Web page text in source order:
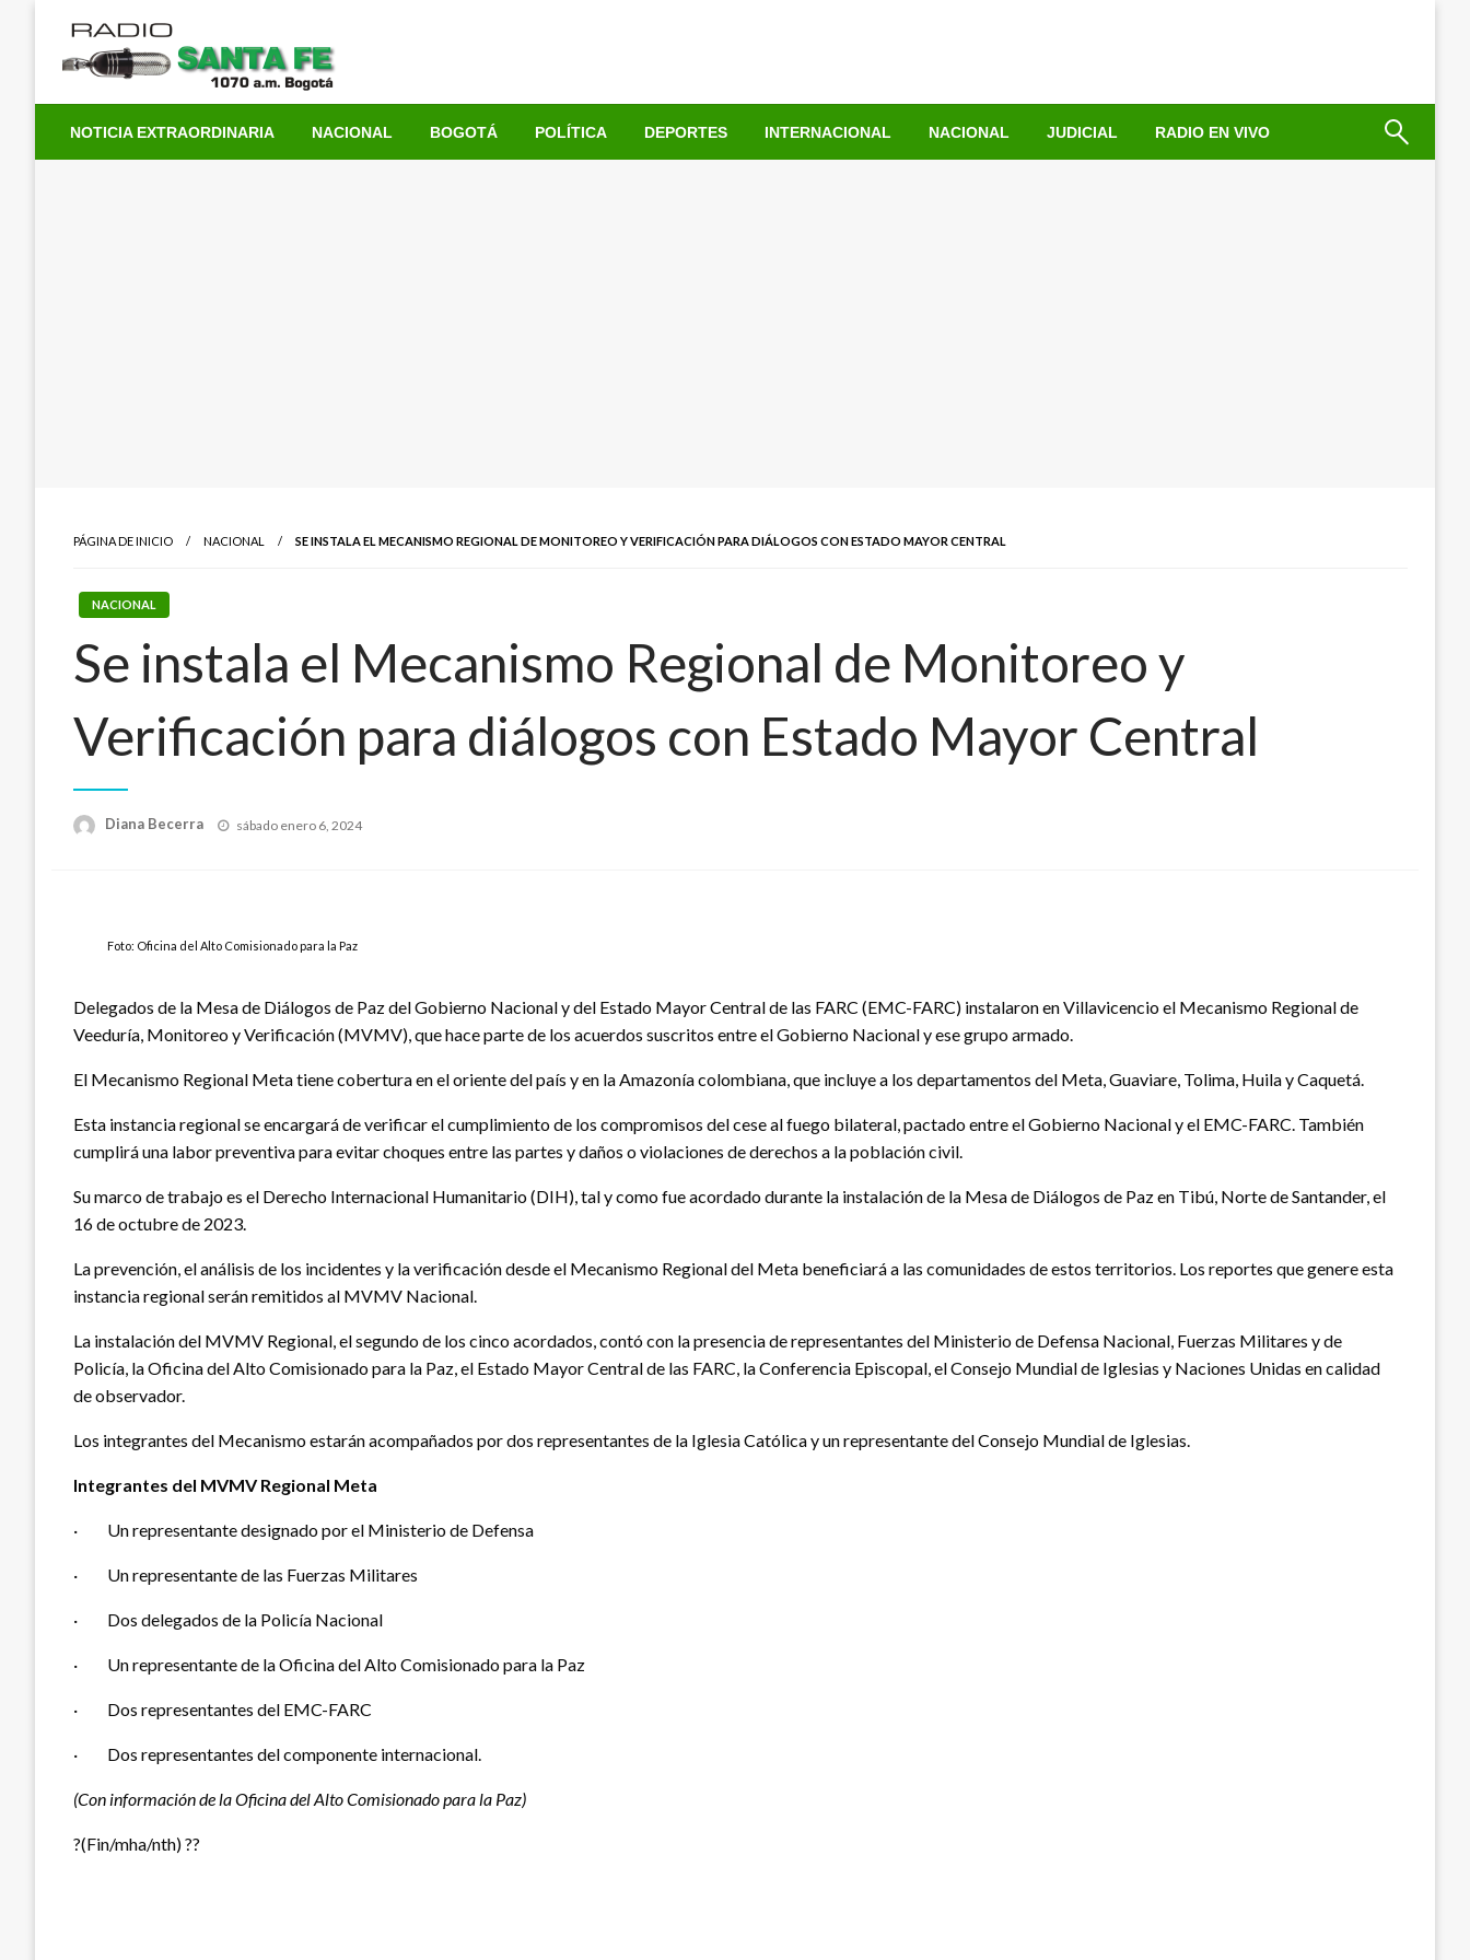
contenido
NOTICIA EXTRAORDINARIA NACIONAL BOGOTÁ POLÍTICA DEPORTES INTERNACIONAL NACIONAL JUDICIAL RADIO EN VIVO
PÁGINA DE INICIO NACIONAL SE INSTALA EL MECANISMO REGIONAL DE MONITOREO Y VERIFICACIÓN PARA DIÁLOGOS CON ESTADO MAYOR CENTRAL
NACIONAL
Se instala el Mecanismo Regional de Monitoreo y
Verificación para diálogos con Estado Mayor Central
Diana Becerra
Publicado
sábado enero 6, 2024
Foto: Oficina del Alto Comisionado para la Paz
Delegados de la Mesa de Diálogos de Paz del Gobierno Nacional y del Estado Mayor Central de las FARC (EMC-FARC) instalaron en Villavicencio el Mecanismo Regional de
Veeduría, Monitoreo y Verificación (MVMV), que hace parte de los acuerdos suscritos entre el Gobierno Nacional y ese grupo armado.
El Mecanismo Regional Meta tiene cobertura en el oriente del país y en la Amazonía colombiana, que incluye a los departamentos del Meta, Guaviare, Tolima, Huila y Caquetá.
Esta instancia regional se encargará de verificar el cumplimiento de los compromisos del cese al fuego bilateral, pactado entre el Gobierno Nacional y el EMC-FARC. También
cumplirá una labor preventiva para evitar choques entre las partes y daños o violaciones de derechos a la población civil.
Su marco de trabajo es el Derecho Internacional Humanitario (DIH), tal y como fue acordado durante la instalación de la Mesa de Diálogos de Paz en Tibú, Norte de Santander, el
16 de octubre de 2023.
La prevención, el análisis de los incidentes y la verificación desde el Mecanismo Regional del Meta beneficiará a las comunidades de estos territorios. Los reportes que genere esta
instancia regional serán remitidos al MVMV Nacional.
La instalación del MVMV Regional, el segundo de los cinco acordados, contó con la presencia de representantes del Ministerio de Defensa Nacional, Fuerzas Militares y de
Policía, la Oficina del Alto Comisionado para la Paz, el Estado Mayor Central de las FARC, la Conferencia Episcopal, el Consejo Mundial de Iglesias y Naciones Unidas en calidad
de observador.
Los integrantes del Mecanismo estarán acompañados por dos representantes de la Iglesia Católica y un representante del Consejo Mundial de Iglesias.
Integrantes del MVMV Regional Meta
· Un representante designado por el Ministerio de Defensa
· Un representante de las Fuerzas Militares
· Dos delegados de la Policía Nacional
· Un representante de la Oficina del Alto Comisionado para la Paz
· Dos representantes del EMC-FARC
· Dos representantes del componente internacional.
(Con información de la Oficina del Alto Comisionado para la Paz)
?(Fin/mha/nth) ??